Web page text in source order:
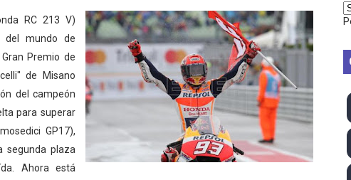
y Tavion Heights ponen fin al reinado por parejas de The
2026 - Week 10
season
para Chelsea Green, Chad Gable y Baron Corbin en SummerSlam
de MTB 2026 (Monteceneri, Suiza) - Charlie Aldridge y Sina
de remo 2026 (Varese, Italia) - Rumanía, Alemania y Gran
RC 213 V)
del mundo de
Premio de
de Misano
del campeón
para superar
GP17),
segunda plaza
Ahora está